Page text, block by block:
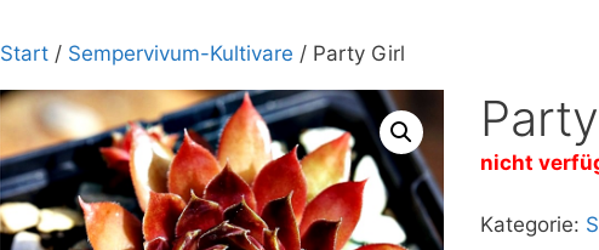
Start/ Sempervivum-Kultivare / Party Girl
nicht
Kategorie: